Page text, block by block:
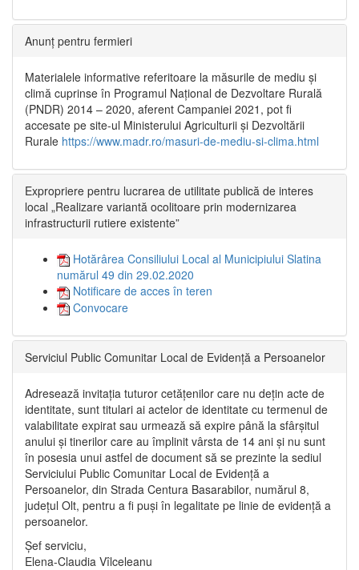
Anunț pentru fermieri
Materialele informative referitoare la măsurile de mediu și
climă cuprinse în Programul Național de Dezvoltare Rurală
(PNDR) 2014 – 2020, aferent Campaniei 2021, pot fi
accesate pe site-ul Ministerului Agriculturii și Dezvoltării
Rurale https://www.madr.ro/masuri-de-mediu-si-clima.html
Expropriere pentru lucrarea de utilitate publică de interes
local „Realizare variantă ocolitoare prin modernizarea
infrastructurii rutiere existente”
Hotărârea Consiliului Local al Municipiului Slatina
numărul 49 din 29.02.2020
Notificare de acces în teren
Convocare
Serviciul Public Comunitar Local de Evidență a Persoanelor
Adresează invitația tuturor cetățenilor care nu dețin acte de
identitate, sunt titulari ai actelor de identitate cu termenul de
valabilitate expirat sau urmează să expire până la sfârșitul
anului și tinerilor care au împlinit vârsta de 14 ani și nu sunt
în posesia unui astfel de document să se prezinte la sediul
Serviciului Public Comunitar Local de Evidență a
Persoanelor, din Strada Centura Basarabilor, numărul 8,
județul Olt, pentru a fi puși în legalitate pe linie de evidență a
persoanelor.
Șef serviciu,
Elena-Claudia Vîlceleanu